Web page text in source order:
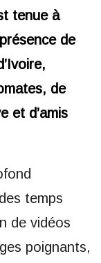
tenue à
de
de
et d’amis
temps
de vidéos
poignants,